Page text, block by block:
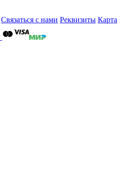
Связаться с нами Реквизиты Карта